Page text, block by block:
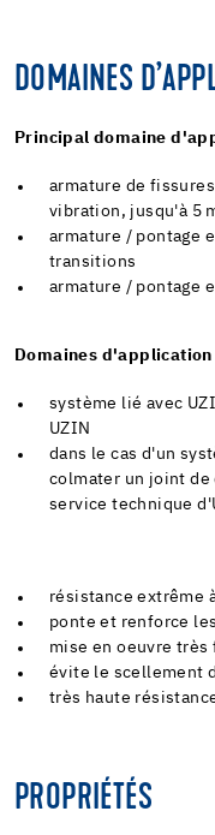
DOMAINES
Principal domaine
armature de
vibration, jusqu'à 5
armature / pontage
transitions
armature / pontage
Domaines d'application
système lié avec
UZIN
dans le cas d'un
colmater un joint
service technique
résistance extrême
ponte et renforce
mise en oeuvre très
évite le scellement
très haute
PROPRIÉTÉS